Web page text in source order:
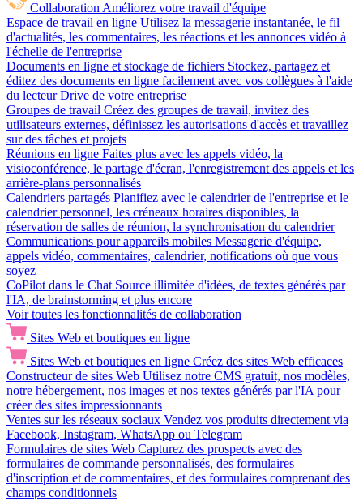
Collaboration Améliorez votre travail d'équipe
Espace de travail en ligne Utilisez la messagerie instantanée, le fil
d'actualités, les commentaires, les réactions et les annonces vidéo à
l'échelle de l'entreprise
Documents en ligne et stockage de fichiers Stockez, partagez et
éditez des documents en ligne facilement avec vos collègues à l'aide
du lecteur Drive de votre entreprise
Groupes de travail Créez des groupes de travail, invitez des
utilisateurs externes, définissez les autorisations d'accès et travaillez
sur des tâches et projets
Réunions en ligne Faites plus avec les appels vidéo, la
visioconférence, le partage d'écran, l'enregistrement des appels et les
arrière-plans personnalisés
Calendriers partagés Planifiez avec le calendrier de l'entreprise et le
calendrier personnel, les créneaux horaires disponibles, la
réservation de salles de réunion, la synchronisation du calendrier
Communications pour appareils mobiles Messagerie d'équipe,
appels vidéo, commentaires, calendrier, notifications où que vous
soyez
CoPilot dans le Chat Source illimitée d'idées, de textes générés par
l'IA, de brainstorming et plus encore
Voir toutes les fonctionnalités de collaboration
Sites Web et boutiques en ligne
Sites Web et boutiques en ligne Créez des sites Web efficaces
Constructeur de sites Web Utilisez notre CMS gratuit, nos modèles,
notre hébergement, nos images et nos textes générés par l'IA pour
créer des sites impressionnants
Ventes sur les réseaux sociaux Vendez vos produits directement via
Facebook, Instagram, WhatsApp ou Telegram
Formulaires de sites Web Capturez des prospects avec des
formulaires de commande personnalisés, des formulaires
d'inscription et de commentaires, et des formulaires comprenant des
champs conditionnels